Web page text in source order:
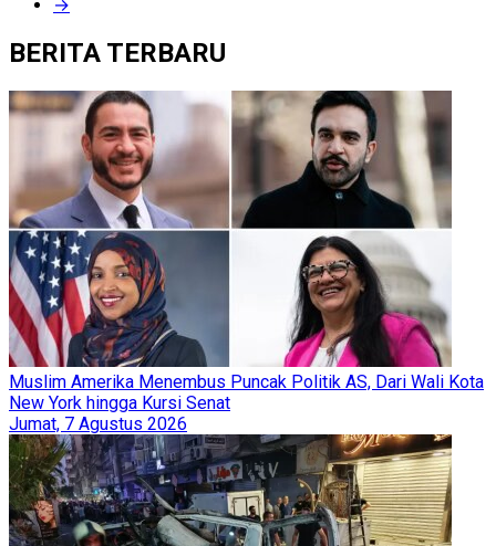
→
BERITA TERBARU
Muslim Amerika Menembus Puncak Politik AS, Dari Wali Kota
New York hingga Kursi Senat
Jumat, 7 Agustus 2026